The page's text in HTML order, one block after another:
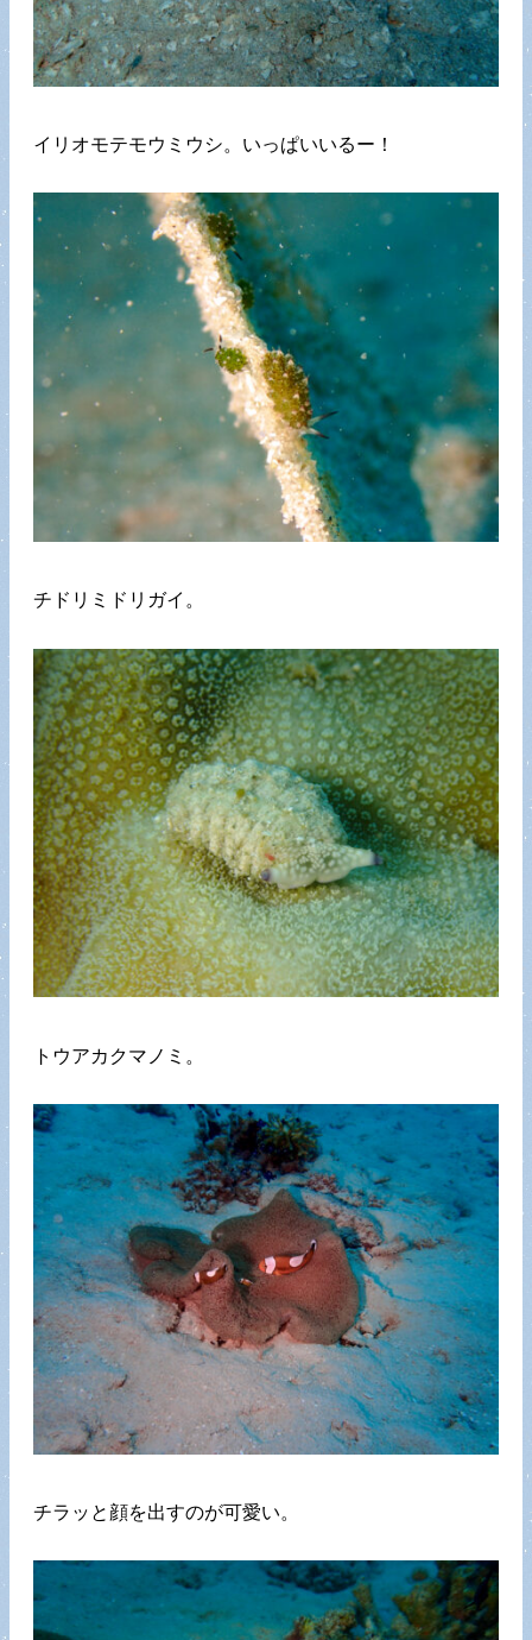
イリオモテモウミウシ。いっぱいいるー！
チドリミドリガイ。
トウアカクマノミ。
チラッと顔を出すのが可愛い。